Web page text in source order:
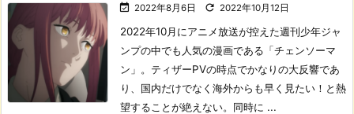
 2022年8月6日  2022年10月12日
2022年10月にアニメ放送が控えた週刊少年ジャ
ンプの中でも人気の漫画である「チェンソーマ
ン」。 ティザーPVの時点でかなりの大反響であ
り、国内だけでなく海外からも早く見たい！と熱
望することが絶えない。 同時に ...